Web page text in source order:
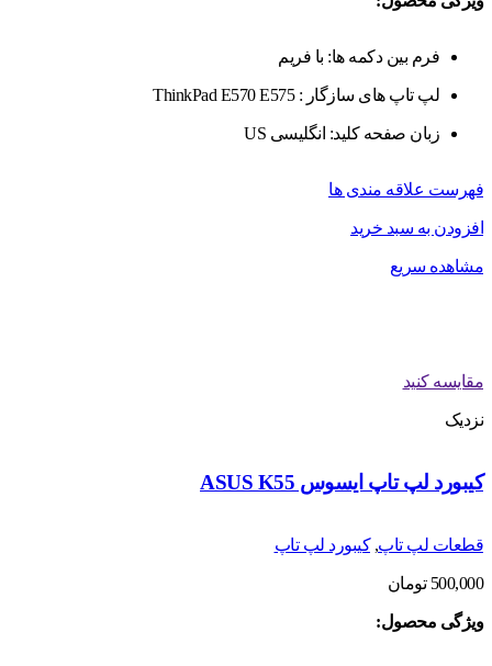
فرم بین دکمه ها: با فریم
لپ تاپ های سازگار : ThinkPad E570 E575
زبان صفحه کلید: انگلیسی US
فهرست علاقه مندی ها
افزودن به سبد خرید
مشاهده سریع
مقایسه کنید
نزدیک
کیبورد لپ تاپ ایسوس ASUS K55
قطعات لپ تاپ,کیبورد لپ تاپ
500,000 تومان
ویژگی محصول: